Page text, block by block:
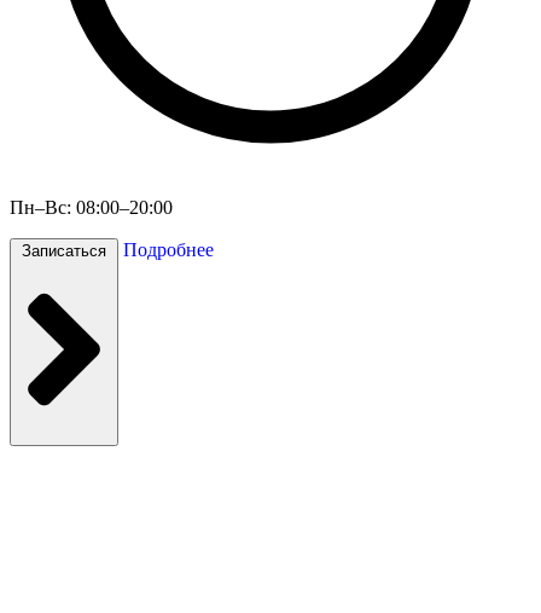
Пн–Вс: 08:00–20:00
Записаться Подробнее